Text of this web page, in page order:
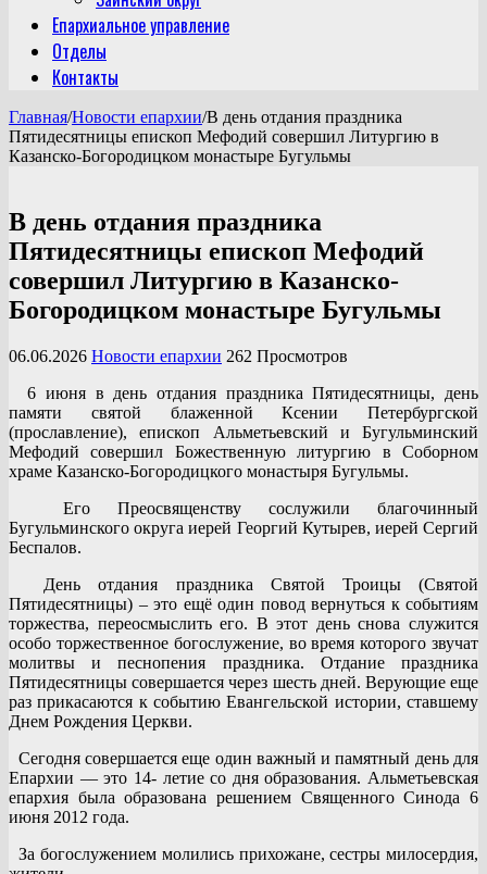
Епархиальное управление
Отделы
Контакты
Главная/Новости епархии/В день отдания праздника
Пятидесятницы епископ Мефодий совершил Литургию в
Казанско-Богородицком монастыре Бугульмы
В день отдания праздника
Пятидесятницы епископ Мефодий
совершил Литургию в Казанско-
Богородицком монастыре Бугульмы
06.06.2026 Новости епархии 262 Просмотров
6 июня в день отдания праздника Пятидесятницы, день
памяти святой блаженной Ксении Петербургской
(прославление), епископ Альметьевский и Бугульминский
Мефодий совершил Божественную литургию в Соборном
храме Казанско-Богородицкого монастыря Бугульмы.
Его Преосвященству сослужили благочинный
Бугульминского округа иерей Георгий Кутырев, иерей Сергий
Беспалов.
День отдания праздника Святой Троицы (Святой
Пятидесятницы) – это ещё один повод вернуться к событиям
торжества, переосмыслить его. В этот день снова служится
особо торжественное богослужение, во время которого звучат
молитвы и песнопения праздника. Отдание праздника
Пятидесятницы совершается через шесть дней. Верующие еще
раз прикасаются к событию Евангельской истории, ставшему
Днем Рождения Церкви.
Сегодня совершается еще один важный и памятный день для
Епархии — это 14- летие со дня образования. Альметьевская
епархия была образована решением Священного Синода 6
июня 2012 года.
За богослужением молились прихожане, сестры милосердия,